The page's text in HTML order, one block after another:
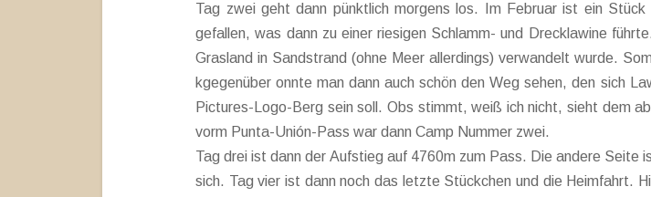
Tag zwei geht dann pünktlich morgens los. Im Februar ist ein
gefallen, was dann zu einer riesigen Schlamm- und Drecklawine
Grasland in Sandstrand (ohne Meer allerdings) verwandelt wurde.
kgegenüber onnte man dann auch schön den Weg sehen, den sich
Pictures-Logo-Berg sein soll. Obs stimmt, weiß ich nicht, sieht dem
vorm Punta-Unión-Pass war dann Camp Nummer zwei.
Tag drei ist dann der Aufstieg auf 4760m zum Pass. Die andere
sich. Tag vier ist dann noch das letzte Stückchen und die Heimfahrt.